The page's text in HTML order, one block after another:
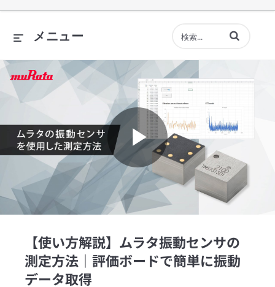
メニュー 動画の検索語句
Play
Video
【使い方解説】ムラタ振動センサの
測定方法｜評価ボードで簡単に振動
データ取得